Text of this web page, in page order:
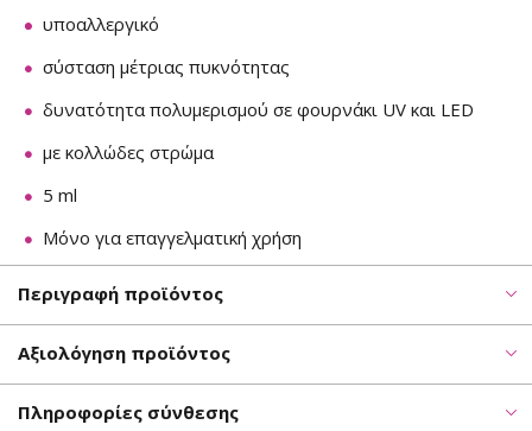
υποαλλεργικό
σύσταση μέτριας πυκνότητας
δυνατότητα πολυμερισμού σε φουρνάκι UV και LED
με κολλώδες στρώμα
5 ml
Μόνο για επαγγελματική χρήση
Περιγραφή προϊόντος
Αξιολόγηση προϊόντος
Πληροφορίες σύνθεσης